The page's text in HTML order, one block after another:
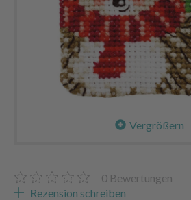
Vergrößern
0 Bewertungen
Rezension schreiben